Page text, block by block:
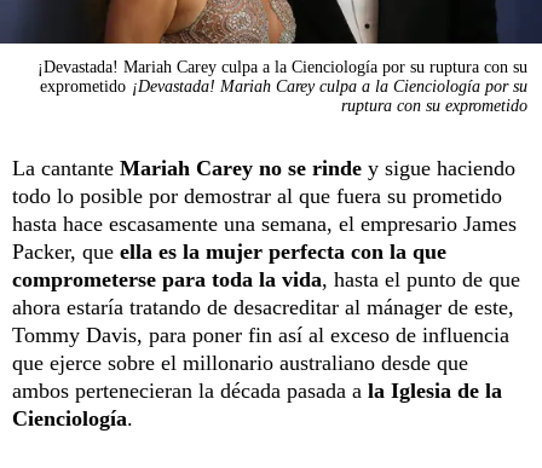
¡Devastada! Mariah Carey culpa a la Cienciología por su ruptura con su
exprometido ¡Devastada! Mariah Carey culpa a la Cienciología por su
ruptura con su exprometido
La cantante Mariah Carey no se rinde y sigue haciendo
todo lo posible por demostrar al que fuera su prometido
hasta hace escasamente una semana, el empresario James
Packer, que ella es la mujer perfecta con la que
comprometerse para toda la vida, hasta el punto de que
ahora estaría tratando de desacreditar al mánager de este,
Tommy Davis, para poner fin así al exceso de influencia
que ejerce sobre el millonario australiano desde que
ambos pertenecieran la década pasada a la Iglesia de la
Cienciología.